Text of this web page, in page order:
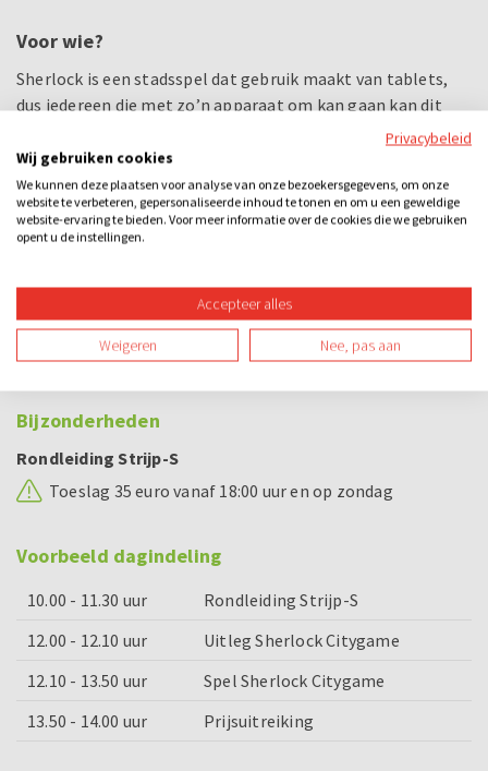
Voor wie?
Sherlock is een stadsspel dat gebruik maakt van tablets,
dus iedereen die met zo’n apparaat om kan gaan kan dit
spelen! Hou je van spanning, samenwerking en strategie?
Dan is dit spel echt iets voor jullie!
Bij dit uitje inbegrepen
Rondleiding Strijp-S met een professionele gids
Tablet per team
Prijs voor het winnende team
Bijzonderheden
Rondleiding Strijp-S
Toeslag 35 euro vanaf 18:00 uur en op zondag
Voorbeeld dagindeling
10.00 - 11.30 uur
Rondleiding Strijp-S
12.00 - 12.10 uur
Uitleg Sherlock Citygame
12.10 - 13.50 uur
Spel Sherlock Citygame
13.50 - 14.00 uur
Prijsuitreiking
Privacybeleid
Wij gebruiken cookies
We kunnen deze plaatsen voor analyse van onze bezoekersgegevens, om onze
website te verbeteren, gepersonaliseerde inhoud te tonen en om u een geweldige
website-ervaring te bieden. Voor meer informatie over de cookies die we gebruiken
opent u de instellingen.
Accepteer alles
Weigeren Nee, pas aan